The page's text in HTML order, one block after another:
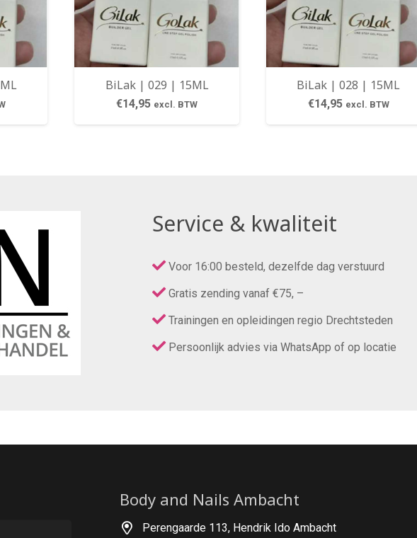
BiLak | 029 | 15ML
€14,95 excl. BTW
BiLak | 028 | 15ML
€14,95 excl. BTW
Service & kwaliteit
Voor 16:00 besteld, dezelfde dag verstuurd
Gratis zending vanaf €75, –
Trainingen en opleidingen regio Drechtsteden
Persoonlijk advies via WhatsApp of op locatie
Body and Nails Ambacht
Perengaarde 113, Hendrik Ido Ambacht